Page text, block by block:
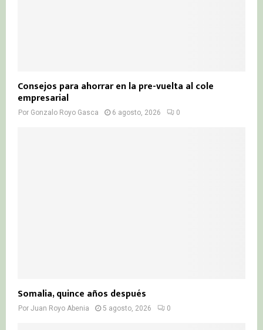
Consejos para ahorrar en la pre-vuelta al cole
empresarial
Por Gonzalo Royo Gasca 6 agosto, 2026 0
Somalia, quince años después
Por Juan Royo Abenia 5 agosto, 2026 0